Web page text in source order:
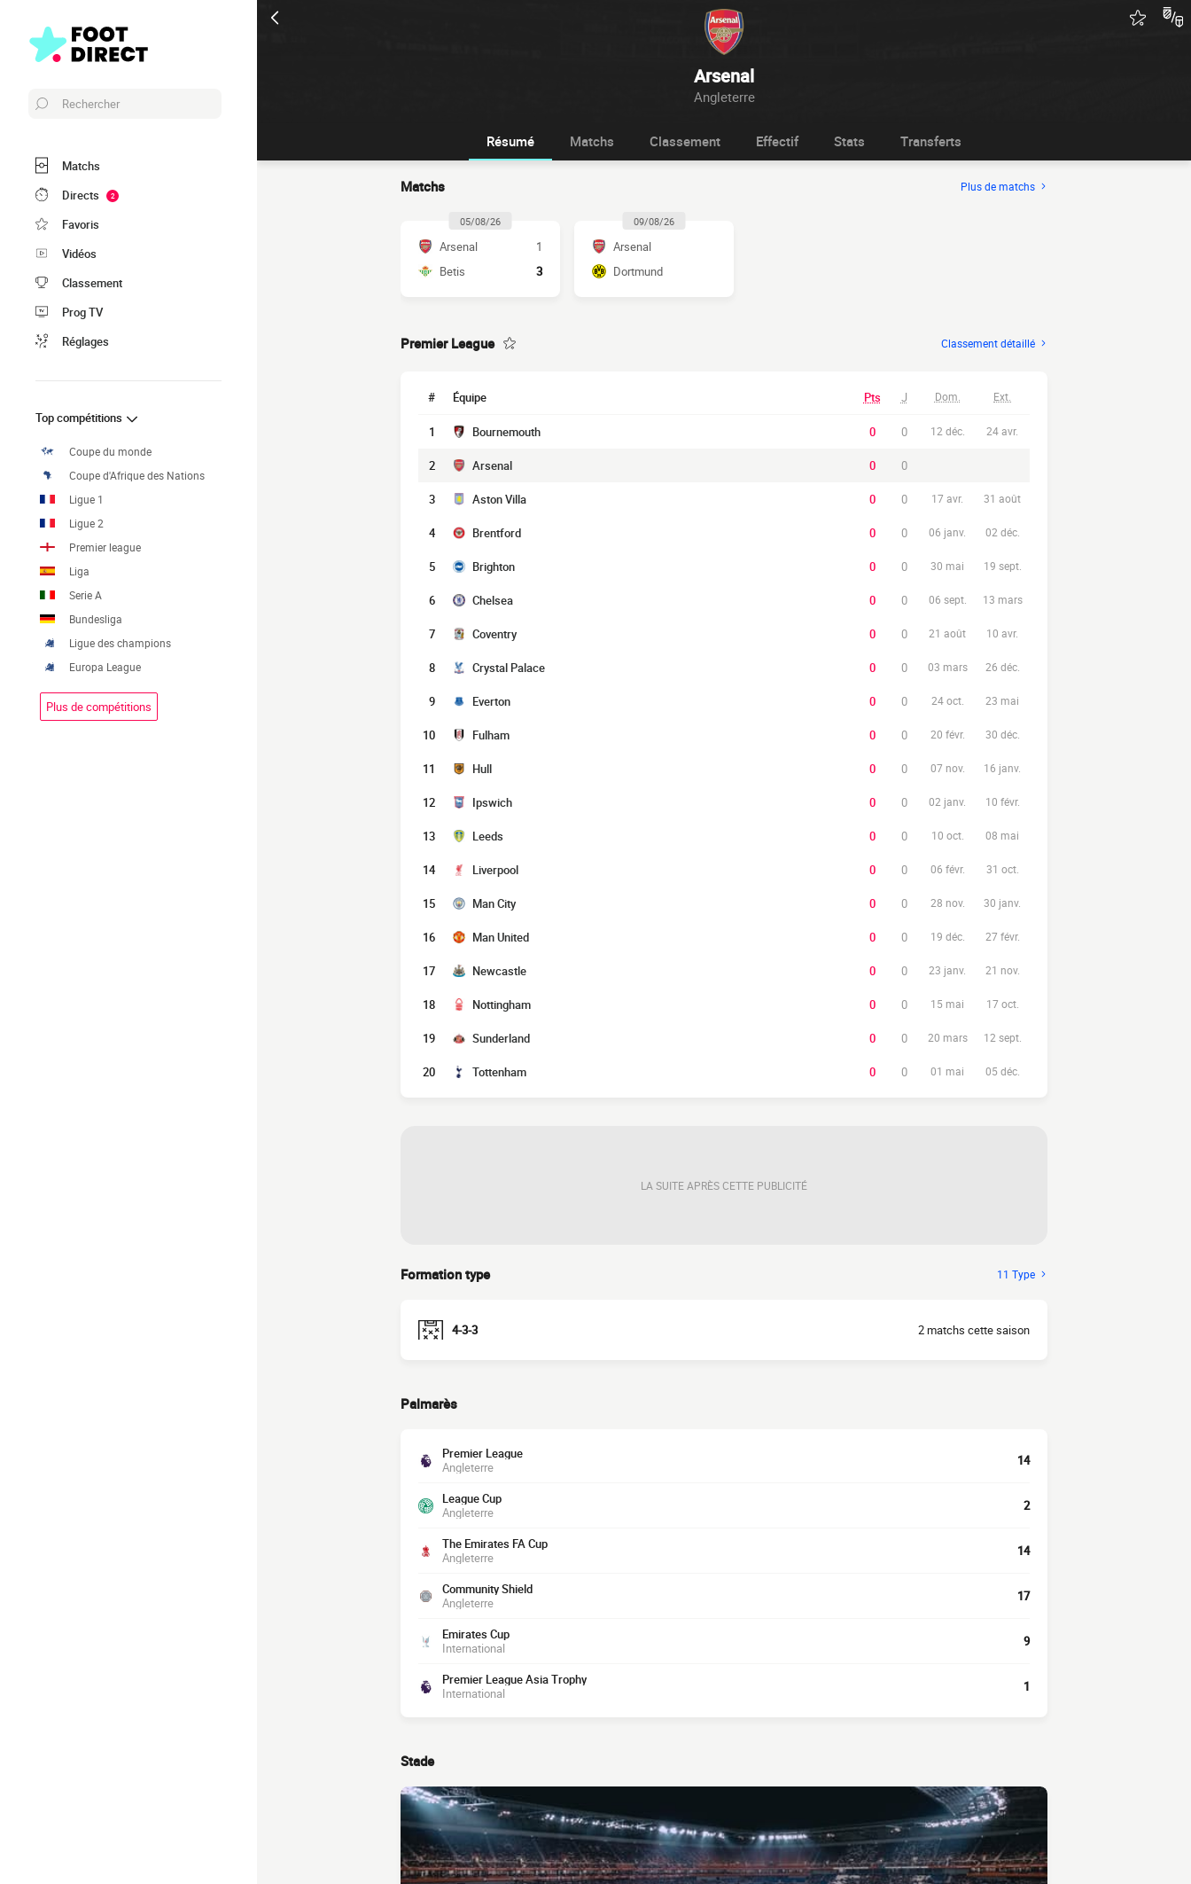
Arsenal
Angleterre
Rechercher
Matchs
Directs
2
Favoris
Vidéos
Classement
Prog TV
Réglages
Top compétitions
Coupe du monde
Coupe d'Afrique des Nations
Ligue 1
Ligue 2
Premier league
Liga
Serie A
Bundesliga
Ligue des champions
Europa League
Plus de compétitions
Résumé Matchs Classement Effectif Stats Transferts
Matchs Plus de matchs
05/08/26
Arsenal
1
Betis
3
09/08/26
Arsenal
Dortmund
Premier League Classement détaillé
# Équipe Pts J Dom. Ext.
1 Bournemouth 0 0 12 déc. 24 avr.
2 Arsenal 0 0
3 Aston Villa 0 0 17 avr. 31 août
4 Brentford 0 0 06 janv. 02 déc.
5 Brighton 0 0 30 mai 19 sept.
6 Chelsea 0 0 06 sept. 13 mars
7 Coventry 0 0 21 août 10 avr.
8 Crystal Palace 0 0 03 mars 26 déc.
9 Everton 0 0 24 oct. 23 mai
10 Fulham 0 0 20 févr. 30 déc.
11 Hull 0 0 07 nov. 16 janv.
12 Ipswich 0 0 02 janv. 10 févr.
13 Leeds 0 0 10 oct. 08 mai
14 Liverpool 0 0 06 févr. 31 oct.
15 Man City 0 0 28 nov. 30 janv.
16 Man United 0 0 19 déc. 27 févr.
17 Newcastle 0 0 23 janv. 21 nov.
18 Nottingham 0 0 15 mai 17 oct.
19 Sunderland 0 0 20 mars 12 sept.
20 Tottenham 0 0 01 mai 05 déc.
LA SUITE APRÈS CETTE PUBLICITÉ
Formation type 11 Type
4-3-3 2 matchs cette saison
Palmarès
Premier League
Angleterre
14
League Cup
Angleterre
2
The Emirates FA Cup
Angleterre
14
Community Shield
Angleterre
17
Emirates Cup
International
9
Premier League Asia Trophy
International
1
Stade